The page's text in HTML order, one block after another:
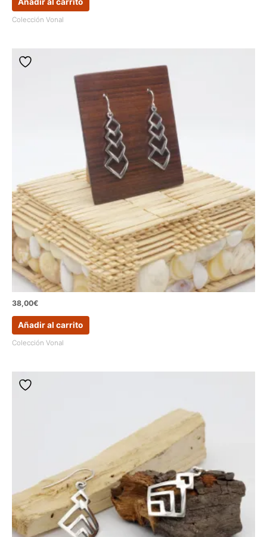
Añadir al carrito
Colección Vonal
38,00€
Añadir al carrito
Colección Vonal